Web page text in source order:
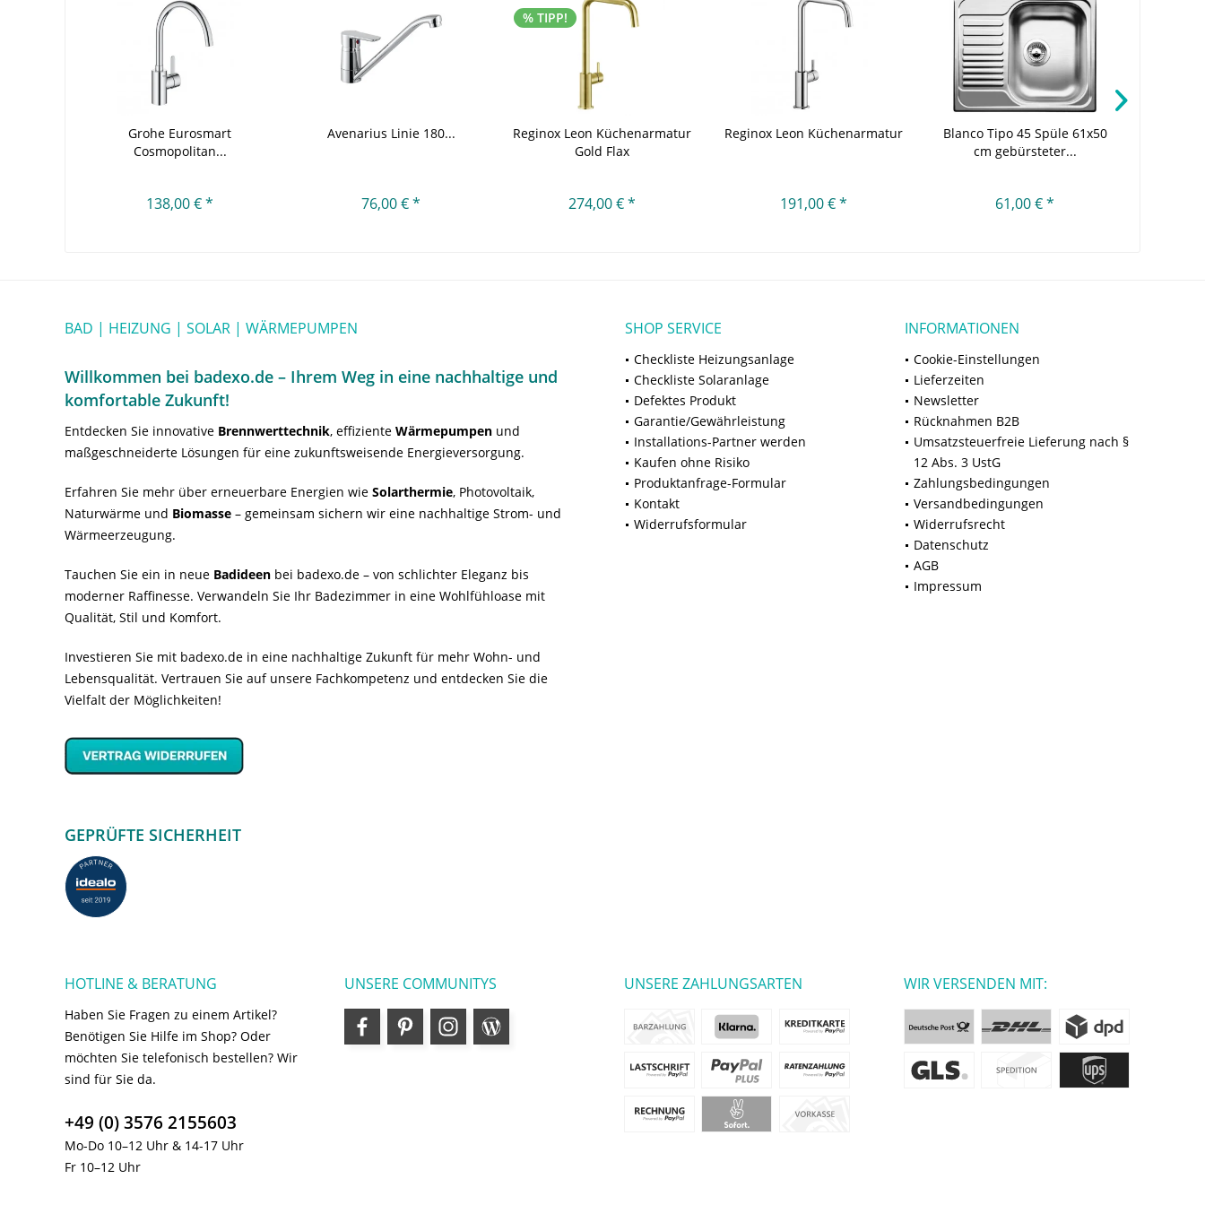
Grohe Eurosmart
Cosmopolitan...
138,00 € *
Avenarius Linie 180...
76,00 € *
% TIPP!
Reginox Leon Küchenarmatur
Gold Flax
274,00 € *
Reginox Leon Küchenarmatur
191,00 € *
Blanco Tipo 45 Spüle 61x50
cm gebürsteter...
61,00 € *
BAD | HEIZUNG | SOLAR | WÄRMEPUMPEN
Willkommen bei badexo.de – Ihrem Weg in eine nachhaltige und
komfortable Zukunft!
Entdecken Sie innovative Brennwerttechnik, effiziente Wärmepumpen und
maßgeschneiderte Lösungen für eine zukunftsweisende Energieversorgung.
Erfahren Sie mehr über erneuerbare Energien wie Solarthermie, Photovoltaik,
Naturwärme und Biomasse – gemeinsam sichern wir eine nachhaltige Strom- und
Wärmeerzeugung.
Tauchen Sie ein in neue Badideen bei badexo.de – von schlichter Eleganz bis
moderner Raffinesse. Verwandeln Sie Ihr Badezimmer in eine Wohlfühloase mit
Qualität, Stil und Komfort.
Investieren Sie mit badexo.de in eine nachhaltige Zukunft für mehr Wohn- und
Lebensqualität. Vertrauen Sie auf unsere Fachkompetenz und entdecken Sie die
Vielfalt der Möglichkeiten!
GEPRÜFTE SICHERHEIT
SHOP SERVICE
Checkliste Heizungsanlage
Checkliste Solaranlage
Defektes Produkt
Garantie/Gewährleistung
Installations-Partner werden
Kaufen ohne Risiko
Produktanfrage-Formular
Kontakt
Widerrufsformular
INFORMATIONEN
Cookie-Einstellungen
Lieferzeiten
Newsletter
Rücknahmen B2B
Umsatzsteuerfreie Lieferung nach §
12 Abs. 3 UstG
Zahlungsbedingungen
Versandbedingungen
Widerrufsrecht
Datenschutz
AGB
Impressum
HOTLINE & BERATUNG
Haben Sie Fragen zu einem Artikel?
Benötigen Sie Hilfe im Shop? Oder
möchten Sie telefonisch bestellen? Wir
sind für Sie da.
+49 (0) 3576 2155603
Mo-Do 10–12 Uhr & 14-17 Uhr
Fr 10–12 Uhr
UNSERE COMMUNITYS UNSERE ZAHLUNGSARTEN WIR VERSENDEN MIT: